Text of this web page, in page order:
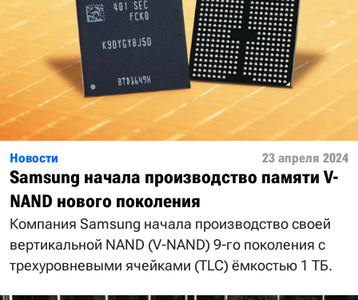
Новости 23 апреля 2024
Samsung начала производство памяти V-
NAND нового поколения
Компания Samsung начала производство своей
вертикальной NAND (V-NAND) 9-го поколения с
трехуровневыми ячейками (TLC) ёмкостью 1 ТБ.